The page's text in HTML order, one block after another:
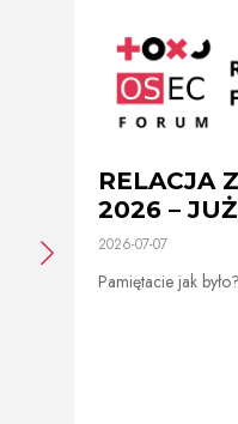
RELACJA
2026 –
2026-07-07
Pamiętacie jak